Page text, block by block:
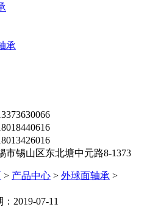
承
市锡山区东北塘中元路8-1373
> 产品中心 > 外球面轴承 >
2019-07-11